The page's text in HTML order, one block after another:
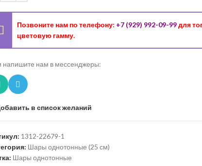
Позвоните нам по телефону: +7 (929) 992-09-99для
цветовую гамму.
напишите нам в мессенджеры:
в список желаний
1312-22679-1
Шары однотонные (25 см)
Шары однотонные